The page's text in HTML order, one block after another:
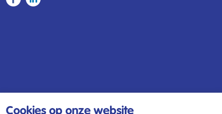
Cookies op onze website